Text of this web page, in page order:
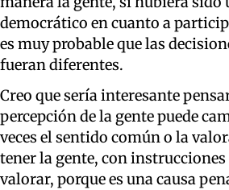
democrático en cuanto a
es muy probable que las
fueran diferentes.
Creo que sería interesante
percepción de la gente puede
veces el sentido común o la
tener la gente, con
valorar, porque es una causa